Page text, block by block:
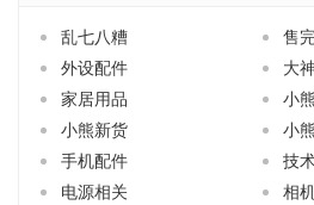
乱七八糟
售
外设配件
大
家居用品
小
小熊新货
小
手机配件
技
电源相关
相